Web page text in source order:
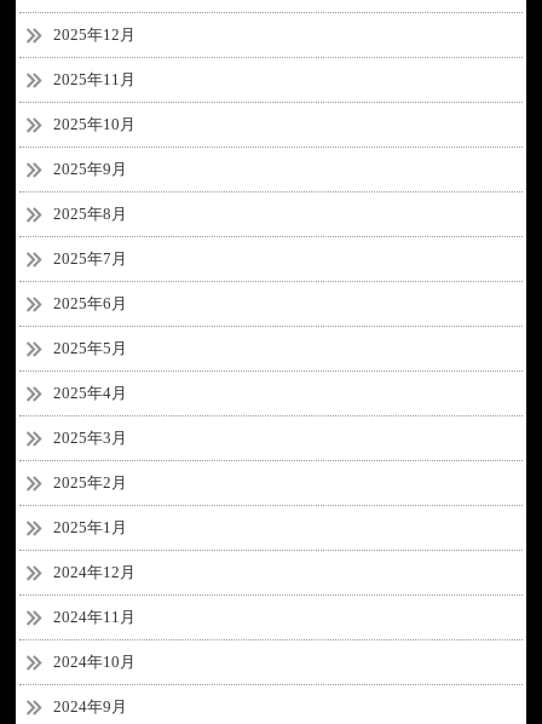
2025年12月
2025年11月
2025年10月
2025年9月
2025年8月
2025年7月
2025年6月
2025年5月
2025年4月
2025年3月
2025年2月
2025年1月
2024年12月
2024年11月
2024年10月
2024年9月